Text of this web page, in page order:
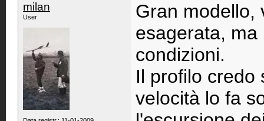
milan
User
Gran modello,
esagerata,
condizioni.
Il profilo credo
velocità lo fa